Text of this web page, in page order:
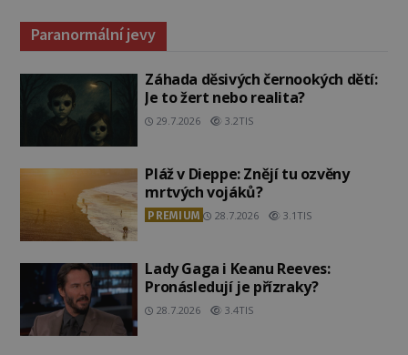
Paranormální jevy
Záhada děsivých černookých dětí:
Je to žert nebo realita?
29.7.2026 3.2TIS
Pláž v Dieppe: Znějí tu ozvěny
mrtvých vojáků?
PREMIUM 28.7.2026 3.1TIS
Lady Gaga i Keanu Reeves:
Pronásledují je přízraky?
28.7.2026 3.4TIS